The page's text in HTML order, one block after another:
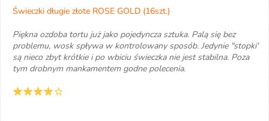
Świeczki długie złote ROSE GOLD (16szt.)
Piękna ozdoba tortu już jako pojedyncza sztuka. Palą się bez
problemu, wosk spływa w kontrolowany sposób. Jedynie "stopki"
są nieco zbyt krótkie i po wbiciu świeczka nie jest stabilna. Poza
tym drobnym mankamentem godne polecenia.